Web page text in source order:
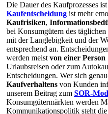
Die Dauer des Kaufprozesses
Kaufentscheidung ist mehr
Kaufrisiken,
bei Konsumgütern des
mit der Langlebigkeit und der
entsprechend an.
werden meist von einer Person
Urlaubsreisen oder zum
Entscheidungen. Wer sich
Kaufverhaltens von Kunden
unserem Beitrag zum SOR-
Konsumgütermärkten werden
Kommunikationspolitik steht